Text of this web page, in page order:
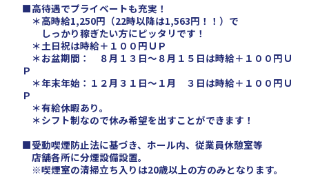
■高待遇でプライベートも充実！
＊高時給1,250円（22時以降は1,563円！！）で
しっかり稼ぎたい方にピッタリです！
＊土日祝は時給＋１００円ＵＰ
＊お盆期間： ８月１３日～８月１５日は時給＋１００円Ｕ
Ｐ
＊年末年始：１２月３１日～１月 ３日は時給＋１００円Ｕ
Ｐ
＊有給休暇あり。
＊シフト制なので休み希望を出すことができます！
■受動喫煙防止法に基づき、ホール内、従業員休憩室等
店舗各所に分煙設備設置。
※喫煙室の清掃立ち入りは20歳以上の方のみとなります。